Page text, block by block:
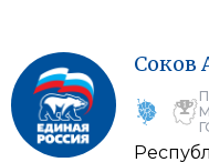
Соков